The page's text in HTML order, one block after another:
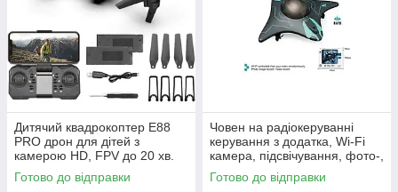
Дитячий квадрокоптер E88
PRO дрон для дітей з
камерою HD, FPV до 20 хв.
польоту \ кейс
Готово до відправки
Човен на радіокеруванні
керування з додатка, Wi-Fi
камера, підсвічування, фото-,
відеозйомка, вбудованний
акумулятор
Готово до відправки